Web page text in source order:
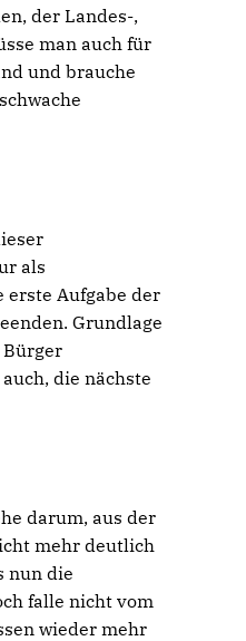
der Landes-,
man auch für
und brauche
als
erste Aufgabe der
Grundlage
Bürger
die nächste
darum, aus der
mehr deutlich
nun die
falle nicht vom
wieder mehr